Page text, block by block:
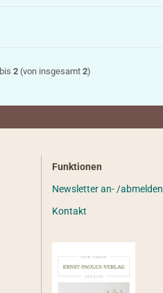
bis 2 (von insgesamt 2)
Funktionen
Newsletter an- /abmelden
Kontakt